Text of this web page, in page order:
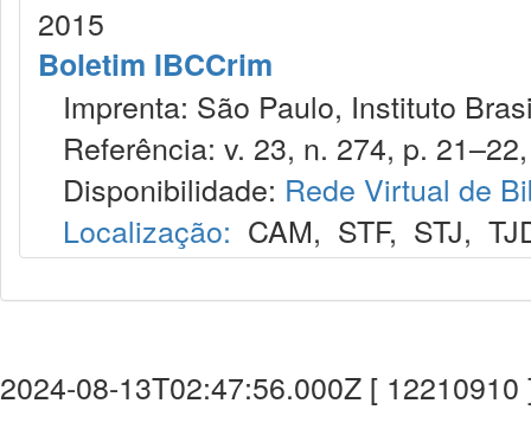
2015
Boletim IBCCrim
Imprenta: São Paulo, Instituto
Referência: v. 23, n. 274, p.
Disponibilidade: Rede Virtual de
Localização: CAM, STF, STJ,
2024-08-13T02:47:56.000Z [ 12210910